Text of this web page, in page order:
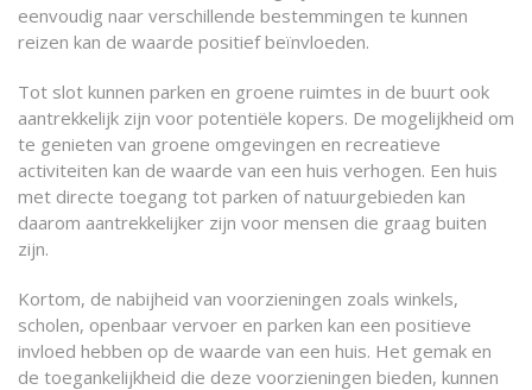
eenvoudig naar verschillende bestemmingen te kunnen
reizen kan de waarde positief beïnvloeden.
Tot slot kunnen parken en groene ruimtes in de buurt ook
aantrekkelijk zijn voor potentiële kopers. De mogelijkheid om
te genieten van groene omgevingen en recreatieve
activiteiten kan de waarde van een huis verhogen. Een huis
met directe toegang tot parken of natuurgebieden kan
daarom aantrekkelijker zijn voor mensen die graag buiten
zijn.
Kortom, de nabijheid van voorzieningen zoals winkels,
scholen, openbaar vervoer en parken kan een positieve
invloed hebben op de waarde van een huis. Het gemak en
de toegankelijkheid die deze voorzieningen bieden, kunnen